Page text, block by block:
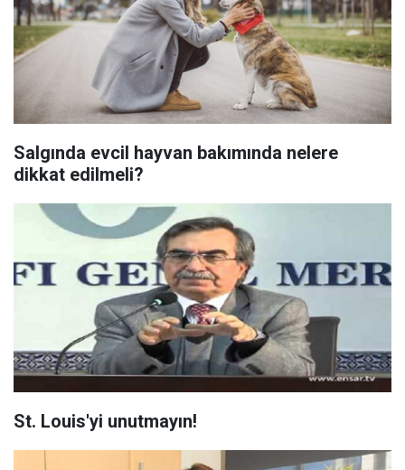
Salgında evcil hayvan bakımında nelere
dikkat edilmeli?
St. Louis'yi unutmayın!